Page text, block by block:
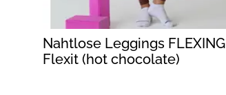
Nahtlose Leggings FLEXING
Flexit (hot chocolate)